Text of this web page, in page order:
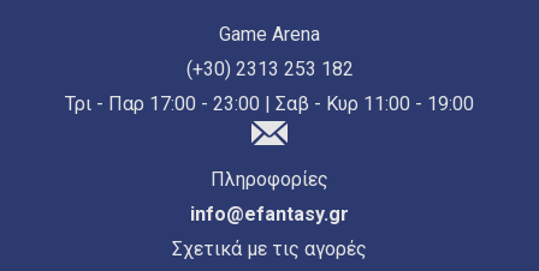
Game Arena
(+30) 2313 253 182
Τρι - Παρ 17:00 - 23:00 | Σαβ - Κυρ 11:00 - 19:00
Πληροφορίες
info@efantasy.gr
Σχετικά με τις αγορές